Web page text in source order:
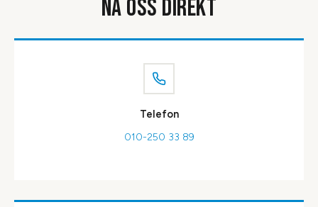
NÅ OSS DIREKT
Telefon
010-250 33 89